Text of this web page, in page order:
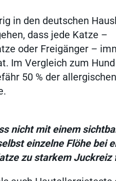
in den deutschen
dass jede Katze –
oder Freigänger –
Im Vergleich zum
50 % der
nicht mit einem
einzelne Flöhe bei
zu starkem Juckreiz